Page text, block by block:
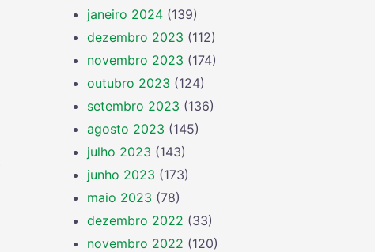
janeiro 2024 (139)
dezembro 2023 (112)
novembro 2023 (174)
outubro 2023 (124)
setembro 2023 (136)
agosto 2023 (145)
julho 2023 (143)
junho 2023 (173)
maio 2023 (78)
dezembro 2022 (33)
novembro 2022 (120)